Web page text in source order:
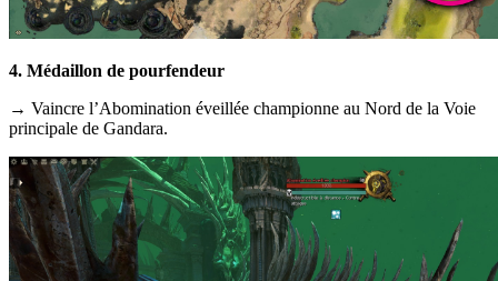
4. Médaillon de pourfendeur
→ Vaincre l’Abomination éveillée championne au Nord de la Voie
principale de Gandara.